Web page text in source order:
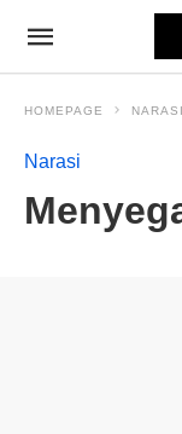
HOMEPAGE NARASI
Narasi